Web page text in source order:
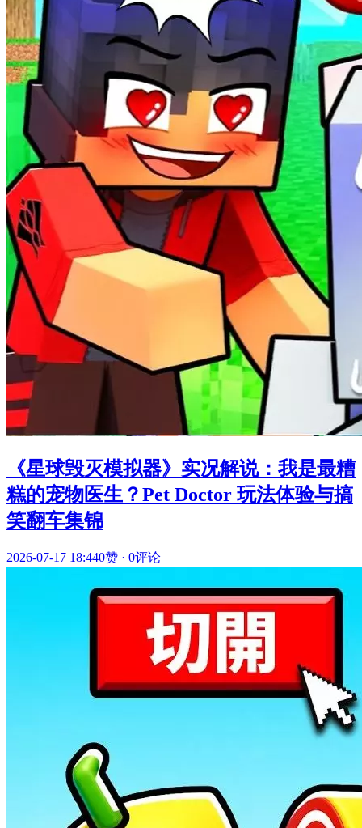
《星球毁灭模拟器》实况解说：我是最糟
糕的宠物医生？Pet Doctor 玩法体验与搞
笑翻车集锦
2026-07-17 18:440赞 · 0评论